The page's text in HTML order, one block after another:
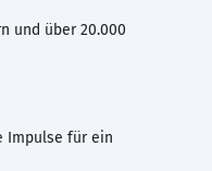
und über 20.000
Impulse für ein